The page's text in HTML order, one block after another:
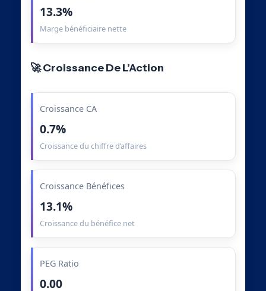
13.3%
Marge bénéficiaire nette
🚀 Croissance De L’Action
Croissance CA
0.7%
Croissance du chiffre d’affaires
Croissance Bénéfices
13.1%
Croissance du bénéfice net
PEG Ratio
0.00